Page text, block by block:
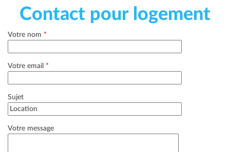
Contact pour logement
Votre nom *
Votre email *
Sujet
Votre message